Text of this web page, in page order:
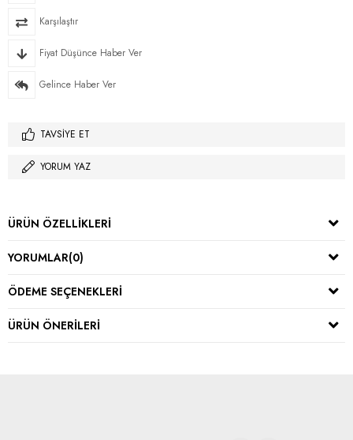
Karşılaştır
Fiyat Düşünce Haber Ver
Gelince Haber Ver
TAVSIYE ET
YORUM YAZ
ÜRÜN ÖZELLIKLERI
YORUMLAR(0)
ÖDEME SEÇENEKLERI
ÜRÜN ÖNERILERI